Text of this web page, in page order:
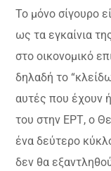
Το μόνο σίγουρο
ως τα εγκαίνια
στο οικονομικό
δηλαδή το
αυτές που έχουν
του στην ΕΡΤ, ο
ένα δεύτερο
δεν θα